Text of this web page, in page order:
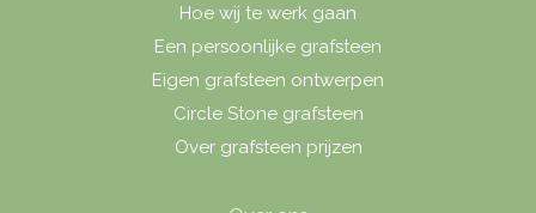
Hoe wij te werk gaan
Een persoonlijke grafsteen
Eigen grafsteen ontwerpen
Circle Stone grafsteen
Over grafsteen prijzen